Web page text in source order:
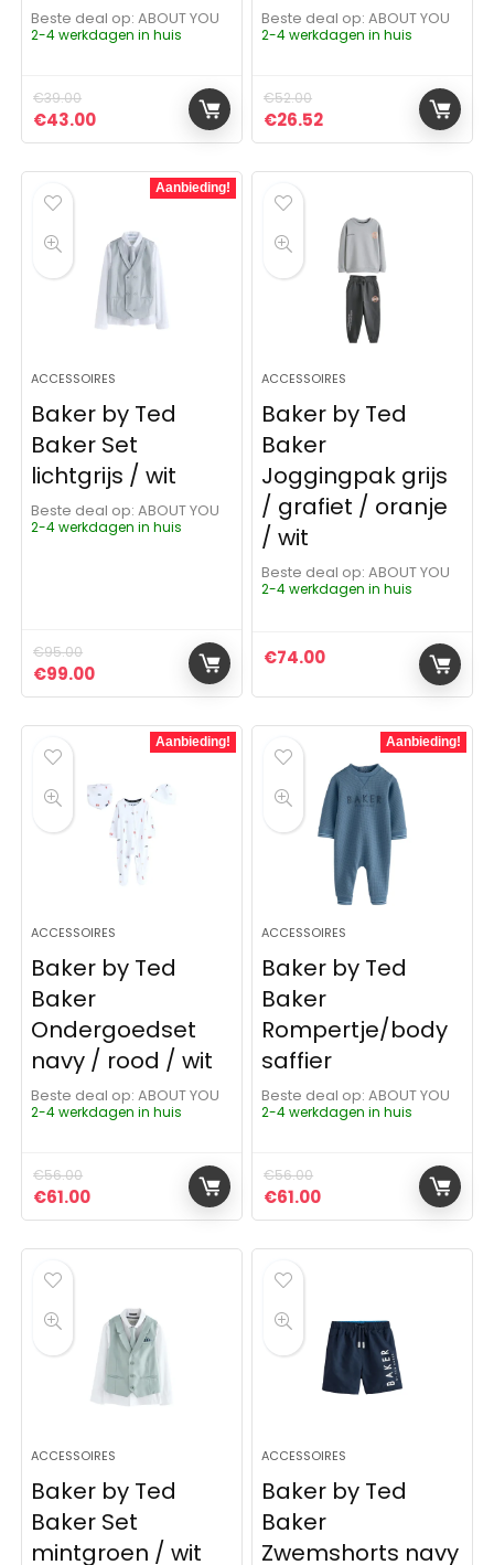
Beste deal op:
ABOUT YOU
2-4 werkdagen in huis
€39.00
Oorspronkelijke prijs was: €39.00.
€43.00Huidige prijs is: €43.00.
Beste deal op:
ABOUT YOU
2-4 werkdagen in huis
€52.00
Oorspronkelijke prijs was:
€26.52Huidige prijs is:
Aanbieding!
ACCESSOIRES
Baker by Ted
Baker Set
lichtgrijs / wit
Beste deal op:
ABOUT YOU
2-4 werkdagen in huis
€95.00
Oorspronkelijke prijs was: €95.00.
€99.00Huidige prijs is: €99.00.
ACCESSOIRES
Baker by Ted
Baker
Joggingpak grijs
/ grafiet / oranje
/ wit
Beste deal op:
ABOUT YOU
2-4 werkdagen in huis
€74.00
Aanbieding!
ACCESSOIRES
Baker by Ted
Baker
Ondergoedset
navy / rood / wit
Beste deal op:
ABOUT YOU
2-4 werkdagen in huis
€56.00
Oorspronkelijke prijs was: €56.00.
€61.00Huidige prijs is: €61.00.
Aanbieding!
ACCESSOIRES
Baker by Ted
Baker
Rompertje/body
saffier
Beste deal op:
ABOUT YOU
2-4 werkdagen in huis
€56.00
Oorspronkelijke prijs
€61.00Huidige prijs is:
ACCESSOIRES
Baker by Ted
Baker Set
mintgroen / wit
ACCESSOIRES
Baker by Ted
Baker
Zwemshorts navy